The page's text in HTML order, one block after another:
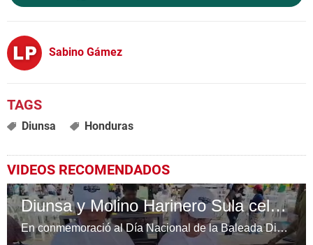
Sabino Gámez
Diunsa Honduras
VIDEOS RECOMENDADOS
Diunsa y Molino Harinero Sula celebran el Baleada Fest
En conmemoració al Día Nacional de la Baleada Diunsa, Molino Harinero Sula, Delicia, Nestle, entre otras marcas desarrollaron este día el Baleada Fest.